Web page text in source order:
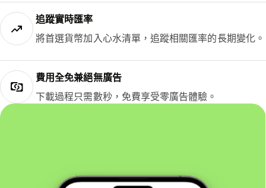
追蹤實時匯率
將首選貨幣加入心水清單，追蹤相關匯率的長期變化。
費用全免兼絕無廣告
下載過程只需數秒，免費享受零廣告體驗。